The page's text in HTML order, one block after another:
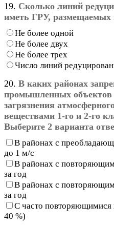
19. Сколько линий
иметь ГРУ, размещаемых
Не более одной
Не более двух
Не более трех
Число линий
20. В каких районах
промышленных объектов
загрязнения
веществами 1-го и 2-го
Выберите 2 варианта
В районах с
до 1 м/с
В районах с
за год
В районах с
за год
С часто повторяющимися
40 %)